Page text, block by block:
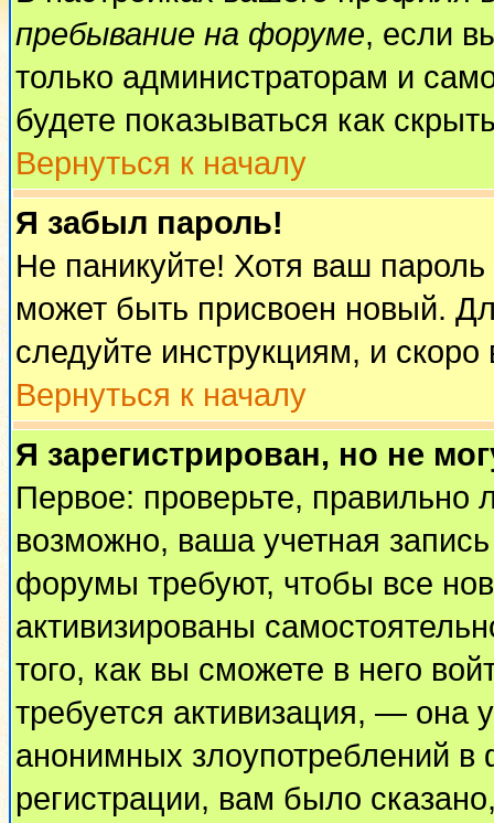
пребывание на форуме, если
только администраторам и
будете показываться как
Вернуться к началу
Я забыл пароль!
Не паникуйте! Хотя ваш
может быть присвоен новый.
следуйте инструкциям, и
Вернуться к началу
Я зарегистрирован, но не
Первое: проверьте, правильно
возможно, ваша учетная
форумы требуют, чтобы все
активизированы
того, как вы сможете в него
требуется активизация, — она
анонимных злоупотреблений
регистрации, вам было